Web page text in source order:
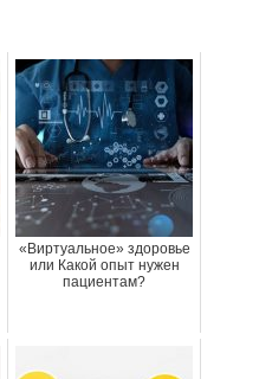
«Виртуальное» здоровье
или Какой опыт нужен
пациентам?